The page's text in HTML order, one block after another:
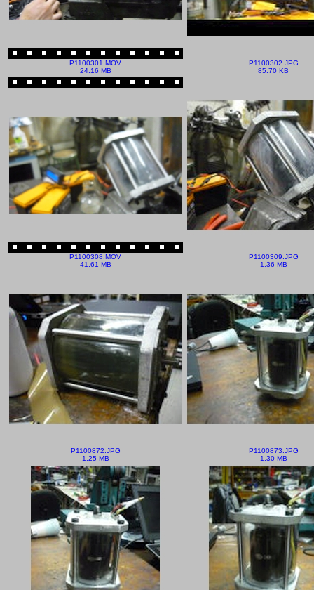
P1100301.MOV
24.16 MB
P1100302.JPG
85.70 KB
P1100308.MOV
41.61 MB
P1100309.JPG
1.36 MB
P1100872.JPG
1.25 MB
P1100873.JPG
1.30 MB